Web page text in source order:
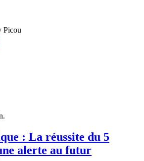
Picou
: La réussite du 5
alerte au futur